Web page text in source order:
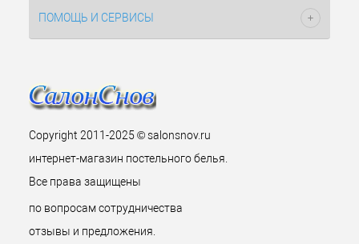
ПОМОЩЬ И СЕРВИСЫ
Copyright 2011-2025 © salonsnov.ru
интернет-магазин постельного белья.
Все права защищены
по вопросам сотрудничества
отзывы и предложения.